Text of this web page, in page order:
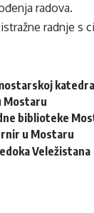
radova.
radnje s
Mostaru
biblioteke
u Mostaru
Veležistana